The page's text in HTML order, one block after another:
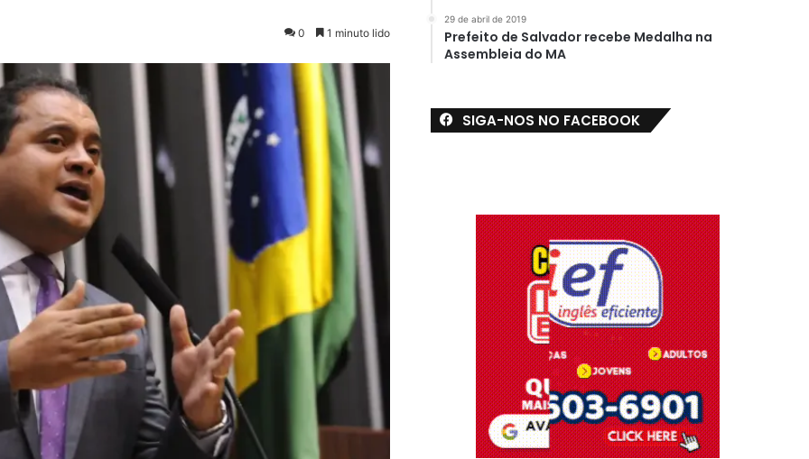
0 1 minuto lido
29 de abril de 2019
Prefeito de Salvador recebe Medalha na
Assembleia do MA
SIGA-NOS NO FACEBOOK